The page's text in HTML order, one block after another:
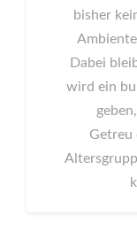
bisher
Dabei
wird ein
Getreu